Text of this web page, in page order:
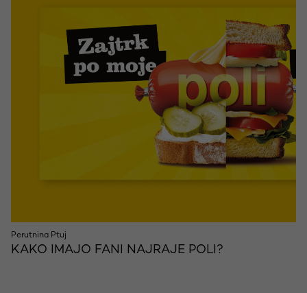
Perutnina Ptuj
KAKO IMAJO FANI NAJRAJE POLI?